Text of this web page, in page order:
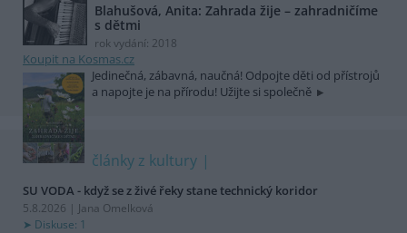
Blahušová, Anita: Zahrada žije – zahradničíme
s dětmi
rok vydání: 2018
Koupit na Kosmas.cz
Jedinečná, zábavná, naučná! Odpojte děti od přístrojů
a napojte je na přírodu! Užijte si společně
články z kultury
SU VODA - když se z živé řeky stane technický koridor
5.8.2026 | Jana Omelková
Diskuse: 1